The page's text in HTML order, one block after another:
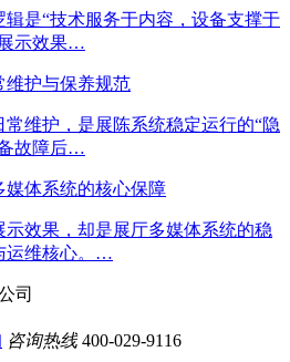
是“技术服务于内容，设备支撑于
示效果…
维护与保养规范
维护，是展陈系统稳定运行的“隐
故障后…
媒体系统的核心保障
示效果，却是展厅多媒体系统的稳
运维核心。…
咨询热线 400-029-9116